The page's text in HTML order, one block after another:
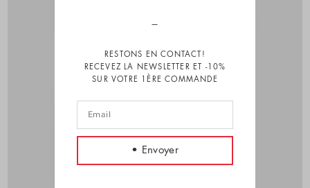
RESTONS EN CONTACT!
RECEVEZ LA NEWSLETTER ET -10%
SUR VOTRE 1ÈRE COMMANDE